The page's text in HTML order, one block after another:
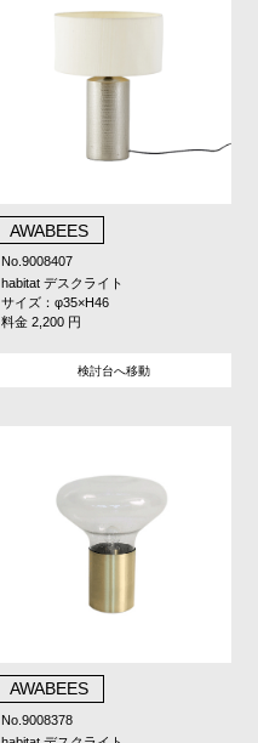
AWABEES
No.9008407
habitat デスクライト
サイズ：φ35×H46
料金 2,200 円
検討台へ移動
AWABEES
No.9008378